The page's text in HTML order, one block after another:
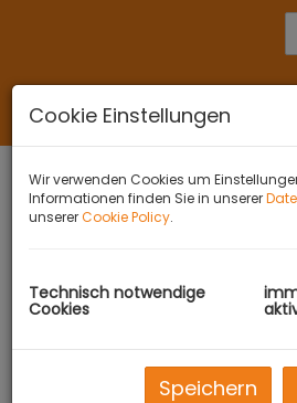
Zufriedene
Cookie Einstellungen
Wir verwenden Cookies um
Informationen finden Sie in unserer
unsererCookie Policy.
Technisch notwendige
Cookies
Speichern